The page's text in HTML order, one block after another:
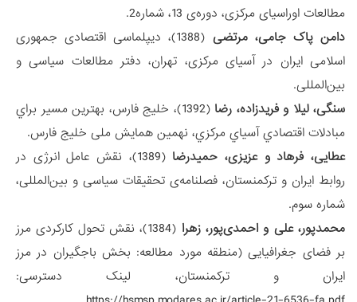
مطالعات اوراسیای مرکزی، دوره‌ی 13، شماره2.
دامن پاک جامی، مرتضی
(1388)، دیپلماسی اقتصادی جمهوری
اسلامی ایران در آسیای مرکزی، تهران، دفتر مطالعات سیاسی و
بین‌المللی.
سنگی، لیلا و فریدزاده، رضا
(1392)، خلیج فارس، بهترین مسیر براي
مبادلات اقتصادي آسیاي مرکزي، نهمین همایش ملی خلیج فارس.
عطایی، فرهاد و عزیزی، حمیدرضا
(1389)، نقش عامل انرژی در
روابط ایران و ترکمنستان، فصلنامه‌ی تحقیقات سیاسی و بین‌المللی،
شماره سوم.
محمدپور، علی و احمدی‌پور، زهرا
(1384)، نقش تحول کارکردی مرز
بر فضای جغرافیایی (منطقه مورد مطالعه: بخش باجگیران در مرز
ایران و ترکمنستان، لینک دسترسی: